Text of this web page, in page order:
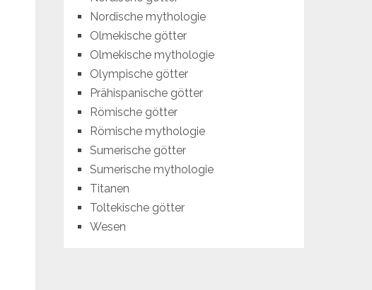
Nordische mythologie
Olmekische götter
Olmekische mythologie
Olympische götter
Prähispanische götter
Römische götter
Römische mythologie
Sumerische götter
Sumerische mythologie
Titanen
Toltekische götter
Wesen